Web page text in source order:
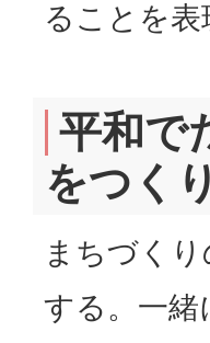
ることを表
平和で
をつく
まちづく
する。一緒